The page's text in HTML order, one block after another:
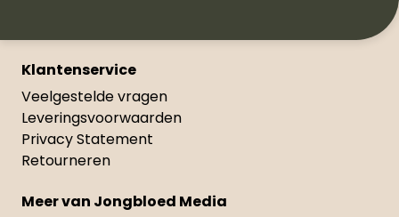
Klantenservice
Veelgestelde vragen
Leveringsvoorwaarden
Privacy Statement
Retourneren
Meer van Jongbloed Media